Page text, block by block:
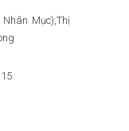
Mục),Thị